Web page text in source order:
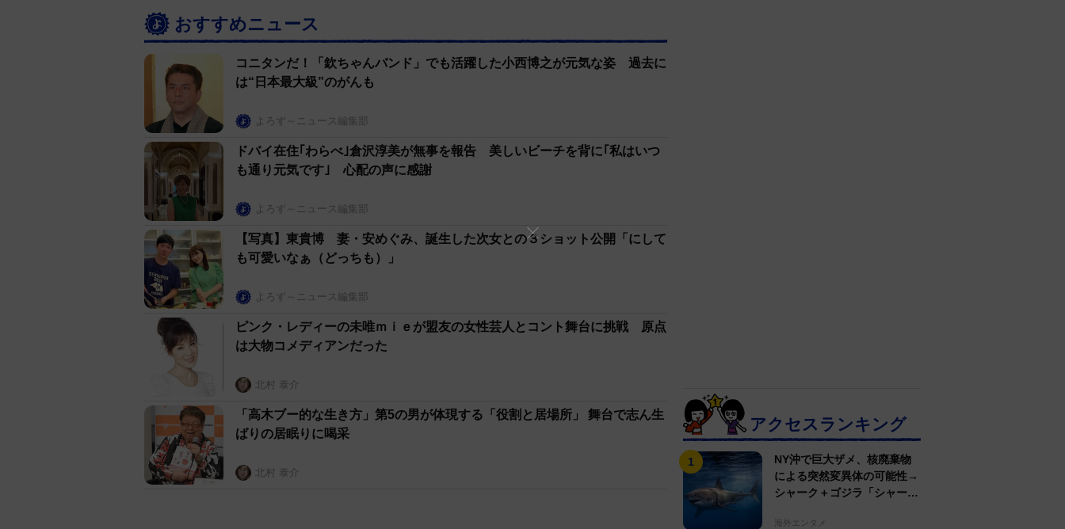
おすすめニュース
コニタンだ！「欽ちゃんバンド」でも活躍した小西博之が元気な姿 過去に
は“日本最大級”のがんも
よろず～ニュース編集部
ドバイ在住｢わらべ｣倉沢淳美が無事を報告 美しいビーチを背に｢私はいつ
も通り元気です｣ 心配の声に感謝
よろず～ニュース編集部
【写真】東貴博 妻・安めぐみ、誕生した次女との３ショット公開「にして
も可愛いなぁ（どっちも）」
よろず～ニュース編集部
ピンク・レディーの未唯ｍｉｅが盟友の女性芸人とコント舞台に挑戦 原点
は大物コメディアンだった
北村 泰介
「高木ブー的な生き方」第5の男が体現する「役割と居場所」 舞台で志ん生
ばりの居眠りに喝采
北村 泰介
アクセスランキング
NY沖で巨大ザメ、核廃棄物
による突然変異体の可能性→
シャーク＋ゴジラ「シャーク
海外エンタメ